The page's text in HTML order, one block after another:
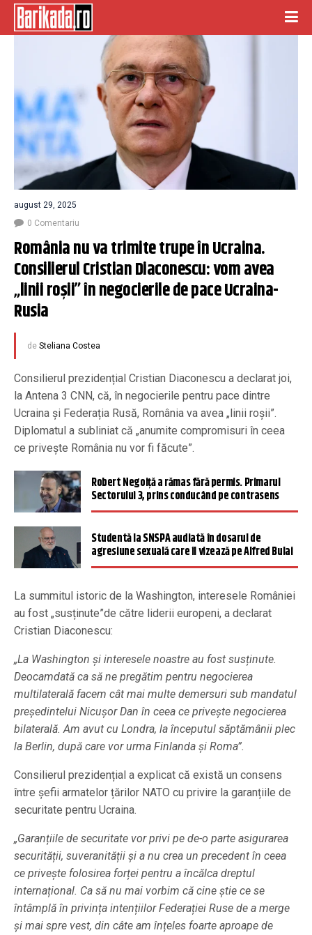
august 29, 2025
0 Comentariu
România nu va trimite trupe în Ucraina.
Consilierul Cristian Diaconescu: vom avea
„linii roșii” în negocierile de pace Ucraina-
Rusia
de Steliana Costea
Consilierul prezidențial Cristian Diaconescu a declarat joi,
la Antena 3 CNN, că, în negocierile pentru pace dintre
Ucraina și Federația Rusă, România va avea „linii roșii”.
Diplomatul a subliniat că „anumite compromisuri în ceea
ce privește România nu vor fi făcute”.
Robert Negoiță a rămas fără permis. Primarul
Sectorului 3, prins conducând pe contrasens
Studentă la SNSPA audiată în dosarul de
agresiune sexuală care îl vizează pe Alfred Bulai
La summitul istoric de la Washington, interesele României
au fost „susținute”de către liderii europeni, a declarat
Cristian Diaconescu:
„La Washington și interesele noastre au fost susținute.
Deocamdată ca să ne pregătim pentru negocierea
multilaterală facem cât mai multe demersuri sub mandatul
președintelui Nicușor Dan în ceea ce privește negocierea
bilaterală. Am avut cu Londra, la începutul săptămânii plec
la Berlin, după care vor urma Finlanda și Roma”.
Consilierul prezidențial a explicat că există un consens
între șefii armatelor țărilor NATO cu privire la garanțiile de
securitate pentru Ucraina.
„Garanțiile de securitate vor privi pe de-o parte asigurarea
securității, suveranității și a nu crea un precedent în ceea
ce privește folosirea forței pentru a încălca dreptul
internațional. Ca să nu mai vorbim că cine știe ce se
întâmplă în privința intențiilor Federației Ruse de a merge
și mai spre vest, din câte am înțeles foarte aproape de